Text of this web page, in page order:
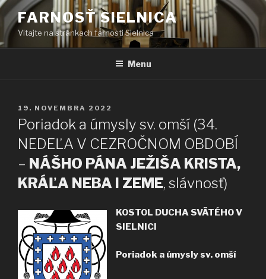
Prejsť
obsah
FARNOSŤ SIELNICA
Vitajte na stránkach farnosti Sielnica
Menu
PUBLIKOVANÉ
19. NOVEMBRA 2022
Poriadok a úmysly sv. omší (34.
NEDEĽA V CEZROČNOM OBDOBÍ
– NÁŠHO PÁNA JEŽIŠA KRISTA,
KRÁĽA NEBA I ZEME, slávnosť)
KOSTOL DUCHA SVÄTÉHO V
SIELNICI
Poriadok a úmysly sv. omší